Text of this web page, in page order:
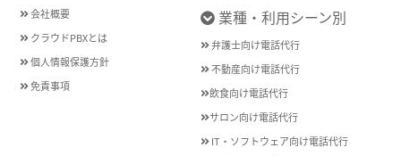
会社概要
クラウドPBXとは
個人情報保護方針
免責事項
業種・利用シーン別
弁護士向け電話代行
不動産向け電話代行
飲食向け電話代行
サロン向け電話代行
IT・ソフトウェア向け電話代行